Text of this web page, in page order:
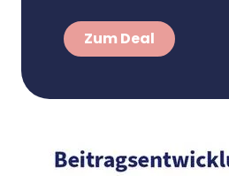
Zum Deal